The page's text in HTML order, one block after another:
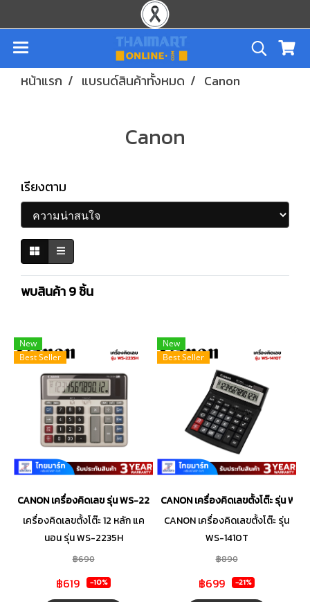
หน้าแรก แบรนด์สินค้าทั้งหมด Canon
Canon
เรียงตาม
พบสินค้า 9 ชิ้น
New
Best Seller
CANON เครื่องคิดเลข รุ่น WS-2235H
เครื่องคิดเลขตั้งโต๊ะ 12 หลัก แค
นอน รุ่น WS-2235H
฿690
฿619 -10%
New
Best Seller
CANON เครื่องคิดเลขตั้งโต๊ะ รุ่น WS-
CANON เครื่องคิดเลขตั้งโต๊ะ รุ่น
WS-1410T
฿890
฿699 -21%